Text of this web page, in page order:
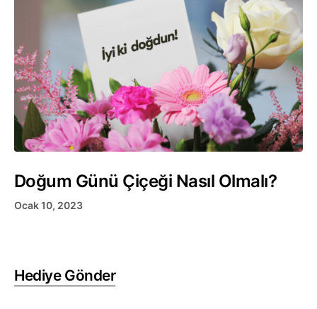
Doğum Günü Çiçeği Nasıl Olmalı?
Ocak 10, 2023
Hediye Gönder